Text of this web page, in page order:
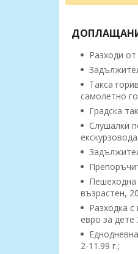
Разходи
Такса
самолетно
Градска
Слушалки
Пешеходна
възрастен,
Разходка
евро за дете
2-11.99 г.;